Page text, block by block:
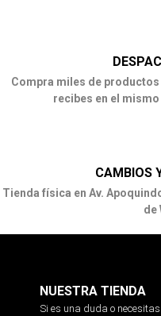
Compra miles de
recibes en el
CAMBIOS
Tienda física en Av.
de
NUESTRA TIENDA
Si es una duda o